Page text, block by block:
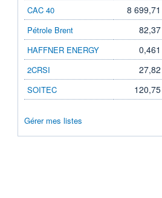
CAC 40
8 699,71
Pétrole Brent 82,37
HAFFNER ENERGY 0,461
2CRSI 27,82
SOITEC 120,75
Gérer mes listes